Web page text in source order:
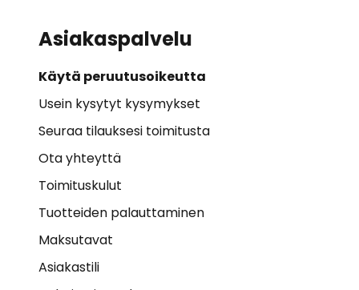
Asiakaspalvelu
Käytä peruutusoikeutta
Usein kysytyt kysymykset
Seuraa tilauksesi toimitusta
Ota yhteyttä
Toimituskulut
Tuotteiden palauttaminen
Maksutavat
Asiakastili